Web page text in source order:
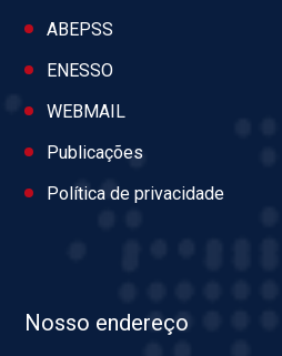
ABEPSS
ENESSO
WEBMAIL
Publicações
Política de privacidade
Nosso endereço